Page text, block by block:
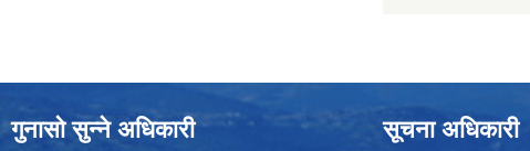
गुनासो सुन्ने अधिकारी सूचना अधिकारी